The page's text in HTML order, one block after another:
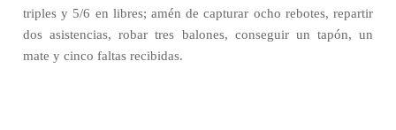
triples y 5/6 en libres; amén de capturar ocho rebotes, repartir
dos asistencias, robar tres balones, conseguir un tapón, un
mate y cinco faltas recibidas.